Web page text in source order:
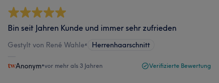
Bin seit Jahren Kunde und immer sehr zufrieden
Gestylt von René Wahle• Herrenhaarschnitt
Anonym•vor mehr als 3 Jahren Verifizierte Bewertung